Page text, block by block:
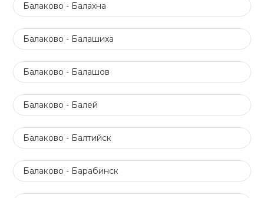
Балаково - Балахна
Балаково - Балашиха
Балаково - Балашов
Балаково - Балей
Балаково - Балтийск
Балаково - Барабинск